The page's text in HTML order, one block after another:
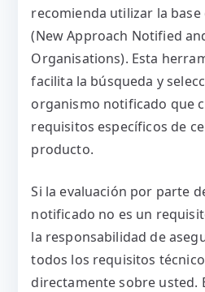
recomienda utilizar la base
(New Approach Notified
Organisations). Esta
facilita la búsqueda y
organismo notificado que
requisitos específicos de
producto.
Si la evaluación por parte
notificado no es un
la responsabilidad de
todos los requisitos
directamente sobre usted.